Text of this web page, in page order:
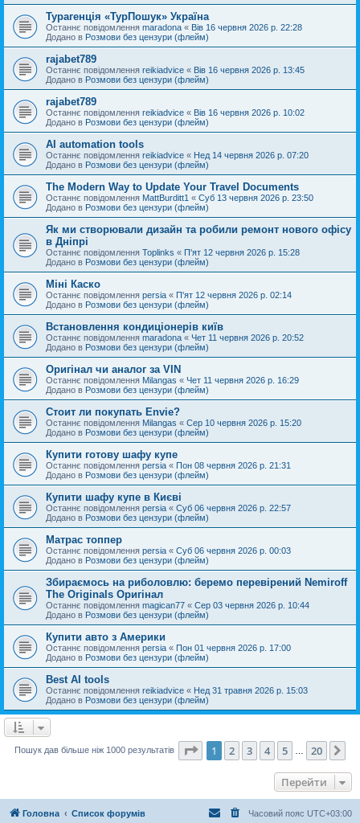
Турагенція «ТурПошук» Україна
Останнє повідомлення maradona « Вів 16 червня 2026 р. 22:28
Додано в Розмови без цензури (флейм)
rajabet789
Останнє повідомлення reikiadvice « Вів 16 червня 2026 р. 13:45
Додано в Розмови без цензури (флейм)
rajabet789
Останнє повідомлення reikiadvice « Вів 16 червня 2026 р. 10:02
Додано в Розмови без цензури (флейм)
AI automation tools
Останнє повідомлення reikiadvice « Нед 14 червня 2026 р. 07:20
Додано в Розмови без цензури (флейм)
The Modern Way to Update Your Travel Documents
Останнє повідомлення MattBurditt1 « Суб 13 червня 2026 р. 23:50
Додано в Розмови без цензури (флейм)
Як ми створювали дизайн та робили ремонт нового офісу
в Дніпрі
Останнє повідомлення Toplinks « П'ят 12 червня 2026 р. 15:28
Додано в Розмови без цензури (флейм)
Міні Каско
Останнє повідомлення persia « П'ят 12 червня 2026 р. 02:14
Додано в Розмови без цензури (флейм)
Встановлення кондиціонерів київ
Останнє повідомлення maradona « Чет 11 червня 2026 р. 20:52
Додано в Розмови без цензури (флейм)
Оригінал чи аналог за VIN
Останнє повідомлення Milangas « Чет 11 червня 2026 р. 16:29
Додано в Розмови без цензури (флейм)
Стоит ли покупать Envie?
Останнє повідомлення Milangas « Сер 10 червня 2026 р. 15:20
Додано в Розмови без цензури (флейм)
Купити готову шафу купе
Останнє повідомлення persia « Пон 08 червня 2026 р. 21:31
Додано в Розмови без цензури (флейм)
Купити шафу купе в Києві
Останнє повідомлення persia « Суб 06 червня 2026 р. 22:57
Додано в Розмови без цензури (флейм)
Матрас топпер
Останнє повідомлення persia « Суб 06 червня 2026 р. 00:03
Додано в Розмови без цензури (флейм)
Збираємось на риболовлю: беремо перевірений Nemiroff
The Originals Оригінал
Останнє повідомлення magican77 « Сер 03 червня 2026 р. 10:44
Додано в Розмови без цензури (флейм)
Купити авто з Америки
Останнє повідомлення persia « Пон 01 червня 2026 р. 17:00
Додано в Розмови без цензури (флейм)
Best AI tools
Останнє повідомлення reikiadvice « Нед 31 травня 2026 р. 15:03
Додано в Розмови без цензури (флейм)
Пошук дав більше ніж 1000 результатів Сторінка 1 20
1 2 3 4 5 20
Перейти
Головна Список форумів Часовий пояс UTC+03:00